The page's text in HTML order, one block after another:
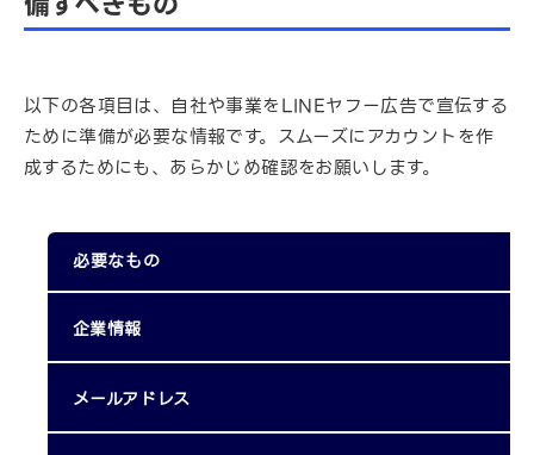
以下の各項目は、自社や事業をLINEヤフー広告で宣伝する
ために準備が必要な情報です。スムーズにアカウントを作
成するためにも、あらかじめ確認をお願いします。
必要なもの
企業情報
メールアドレス